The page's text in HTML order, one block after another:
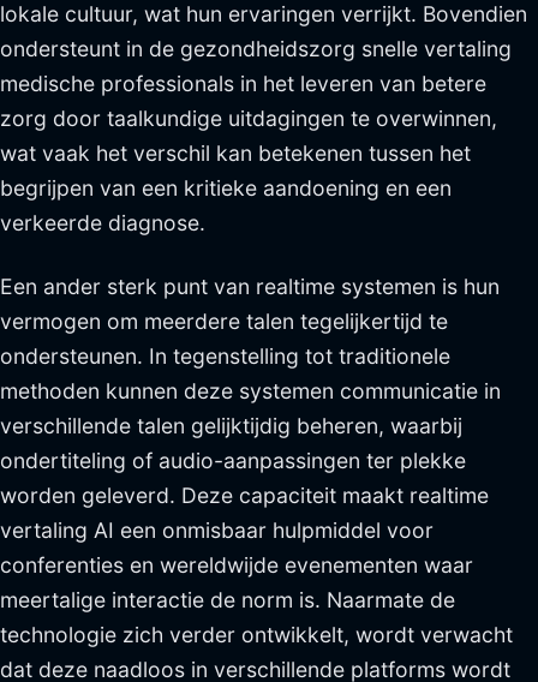
lokale cultuur, wat hun ervaringen verrijkt. Bovendien
ondersteunt in de gezondheidszorg snelle vertaling
medische professionals in het leveren van betere
zorg door taalkundige uitdagingen te overwinnen,
wat vaak het verschil kan betekenen tussen het
begrijpen van een kritieke aandoening en een
verkeerde diagnose.
Een ander sterk punt van realtime systemen is hun
vermogen om meerdere talen tegelijkertijd te
ondersteunen. In tegenstelling tot traditionele
methoden kunnen deze systemen communicatie in
verschillende talen gelijktijdig beheren, waarbij
ondertiteling of audio-aanpassingen ter plekke
worden geleverd. Deze capaciteit maakt realtime
vertaling AI een onmisbaar hulpmiddel voor
conferenties en wereldwijde evenementen waar
meertalige interactie de norm is. Naarmate de
technologie zich verder ontwikkelt, wordt verwacht
dat deze naadloos in verschillende platforms wordt